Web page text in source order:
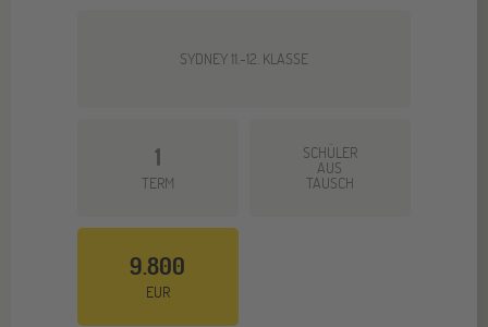
SYDNEY 11.-12. KLASSE
1
TERM
SCHÜLER
AUS
TAUSCH
9.800
EUR